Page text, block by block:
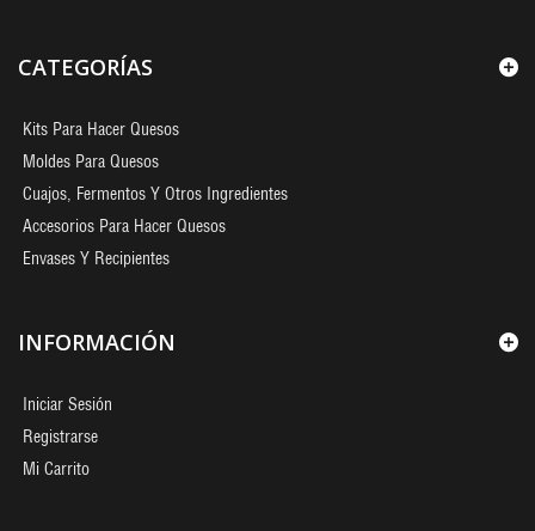
CATEGORÍAS
Kits Para Hacer Quesos
Moldes Para Quesos
Cuajos, Fermentos Y Otros Ingredientes
Accesorios Para Hacer Quesos
Envases Y Recipientes
INFORMACIÓN
Iniciar Sesión
Registrarse
Mi Carrito